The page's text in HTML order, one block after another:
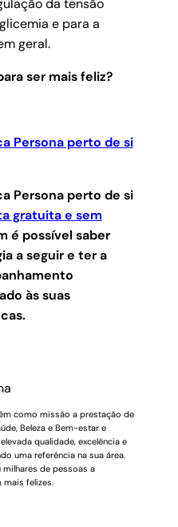
da tensão
e para a
geral.
ser mais feliz?
Persona perto de si
Persona perto de si
gratuita e sem
é possível saber
a seguir e ter a
às suas
como missão a prestação de
Beleza e Bem-estar e
qualidade, excelência e
uma referência na sua área.
milhares de pessoas a
felizes.